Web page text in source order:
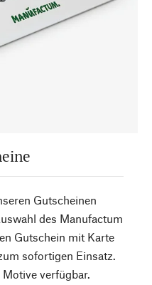
Gutscheinen
des Manufactum
Gutschein mit Karte
sofortigen Einsatz.
Motive verfügbar.